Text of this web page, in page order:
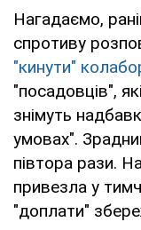
Нагадаємо,
спротиву
"кинути"
"посадовців",
знімуть
умовах".
півтора рази.
привезла у
"доплати"